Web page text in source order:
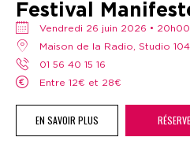
Festival
vendredi 26 juin 2026 • 20h00
Maison de la Radio, Studio 104
01 56 40 15 16
Entre 12€ et 28€
EN SAVOIR PLUS